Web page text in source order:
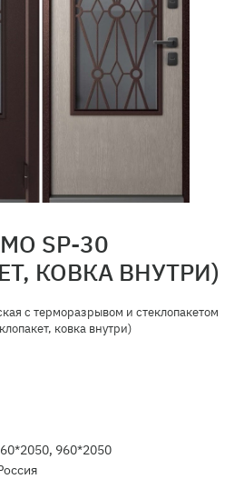
SP-30
КОВКА ВНУТРИ)
с терморазрывом и стеклопакетом
ковка внутри)
960*2050